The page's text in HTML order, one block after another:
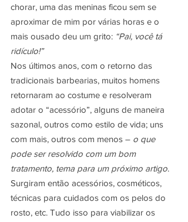
chorar, uma das meninas ficou sem se
aproximar de mim por várias horas e o
mais ousado deu um grito: “Pai, você tá
ridículo!”
Nos últimos anos, com o retorno das
tradicionais barbearias, muitos homens
retornaram ao costume e resolveram
adotar o “acessório”, alguns de maneira
sazonal, outros como estilo de vida; uns
com mais, outros com menos – o que
pode ser resolvido com um bom
tratamento, tema para um próximo artigo.
Surgiram então acessórios, cosméticos,
técnicas para cuidados com os pelos do
rosto, etc. Tudo isso para viabilizar os